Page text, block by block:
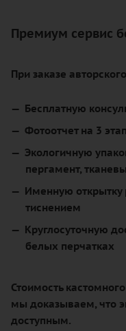
Премиум сервис
При заказе
Бесплатную
Фотоотчет на 3
Экологичную
пергамент,
Именную открытку
тиснением
Круглосуточную
белых перчатках
Стоимость
мы доказываем, что
доступным.